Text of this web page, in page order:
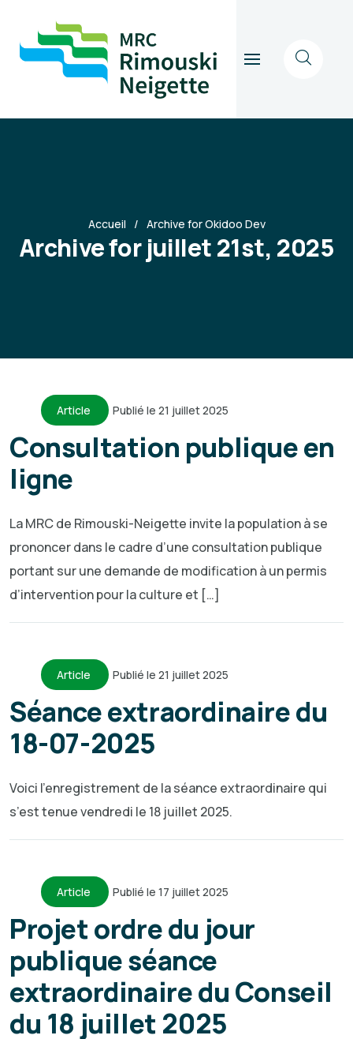
Accueil Archive for Okidoo Dev
Archive for juillet 21st, 2025
Article Publié le 21 juillet 2025
Consultation publique en
ligne
La MRC de Rimouski-Neigette invite la population à se
prononcer dans le cadre d’une consultation publique
portant sur une demande de modification à un permis
d’intervention pour la culture et […]
Article Publié le 21 juillet 2025
Séance extraordinaire du
18-07-2025
Voici l’enregistrement de la séance extraordinaire qui
s’est tenue vendredi le 18 juillet 2025.
Article Publié le 17 juillet 2025
Projet ordre du jour
publique séance
extraordinaire du Conseil
du 18 juillet 2025